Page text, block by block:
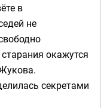
в
не
окажутся
секретами